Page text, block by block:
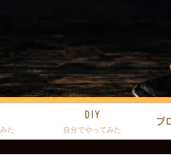
た
DIY
自分でやってみた
プ